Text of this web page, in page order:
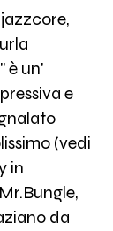
" è un'
e
(vedi
in
da